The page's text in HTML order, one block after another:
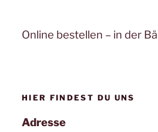
Online bestellen – in der
HIER FINDEST DU UNS
Adresse